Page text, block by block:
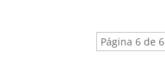
Página 6 de 6